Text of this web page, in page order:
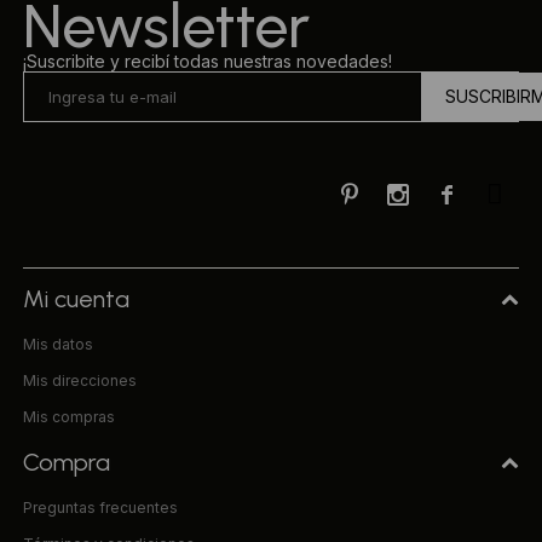
Newsletter
¡Suscribite y recibí todas nuestras novedades!

 
Mi cuenta
Mis datos
Mis direcciones
Mis compras
Compra
Preguntas frecuentes